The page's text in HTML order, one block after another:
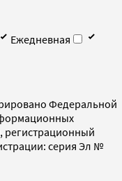
Ежедневная
Федеральной
регистрационный
серия Эл №